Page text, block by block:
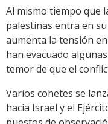
Al mismo tiempo que
palestinas entra en
aumenta la tensión
han evacuado
temor de que el
Varios cohetes se
hacia Israel y el